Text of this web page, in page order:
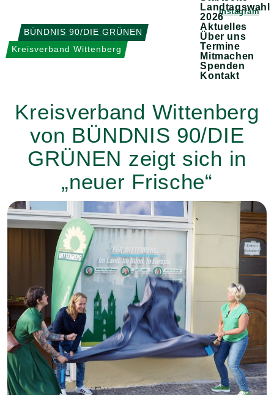
zum
Inhalt
Instagram
BÜNDNIS 90/DIE GRÜNEN
Kreisverband Wittenberg
Landtagswahl
2026
Aktuelles
Über uns
Termine
Mitmachen
Spenden
Kontakt
Kreisverband Wittenberg
von BÜNDNIS 90/DIE
GRÜNEN zeigt sich in
„neuer Frische“